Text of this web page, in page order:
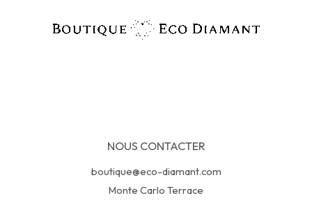
NOUS CONTACTER
boutique@eco-diamant.com
Monte Carlo Terrace